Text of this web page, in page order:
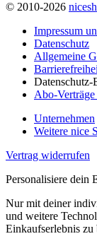
© 2010-2026
Impressum
Datenschutz
Allgemeine
Datenschutz-
Abo-
Unternehmen
Weitere nice
Vertrag widerrufen
Personalisiere dein
Nur mit deiner
und weitere
Einkaufserlebnis zu